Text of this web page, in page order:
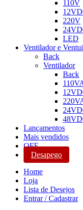
110V
220V
LED
Ventilador e
Back
Ventilador
Back
Lançamentos
Mais vendidos
OFF
Desapego
Home
Loja
Lista de Desejos
Entrar / Cadastrar